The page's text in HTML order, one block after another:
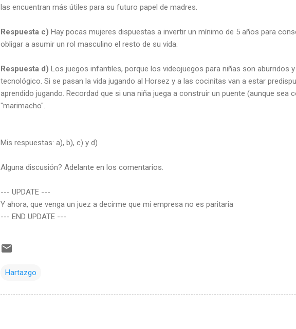
las encuentran más útiles para su futuro papel de madres.
Respuesta c) Hay pocas mujeres dispuestas a invertir un mínimo de 5 años para
obligar a asumir un rol masculino el resto de su vida.
Respuesta d) Los juegos infantiles, porque los videojuegos para niñas son aburridos
tecnológico. Si se pasan la vida jugando al Horsez y a las cocinitas van a estar
aprendido jugando. Recordad que si una niña juega a construir un puente (aunque sea
"marimacho".
Mis respuestas: a), b), c) y d)
Alguna discusión? Adelante en los comentarios.
--- UPDATE ---
Y ahora, que venga un juez a decirme que mi empresa no es paritaria
--- END UPDATE ---
Hartazgo